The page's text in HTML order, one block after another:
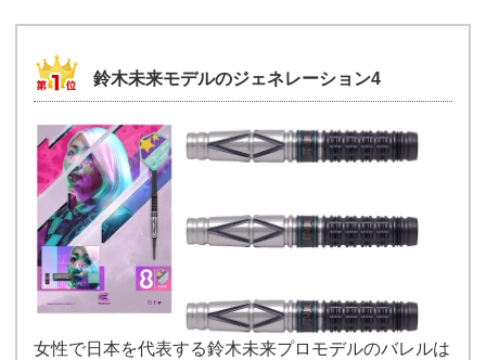
鈴木未来モデルのジェネレーション4
女性で日本を代表する鈴木未来プロモデルのバレルは